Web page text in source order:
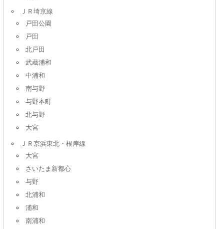
ＪＲ埼京線
戸田公園
戸田
北戸田
武蔵浦和
中浦和
南与野
与野本町
北与野
大宮
ＪＲ京浜東北・根岸線
大宮
さいたま新都心
与野
北浦和
浦和
南浦和